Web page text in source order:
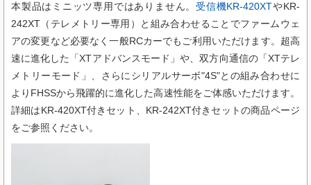
本製品はミニッツ専用ではありません。受信機KR-420XTやKR-
242XT（テレメトリー専用）と組み合わせることでファームウェ
アの変更など必要なく一般RCカーでもご利用いただけます。超高
速に進化した「XTアドバンスモード」や、双方向通信の「XTテレ
メトリーモード」、さらにシリアルサーボ"4S"との組み合わせに
よりFHSSから飛躍的に進化した高速性能をご体感いただけます。
詳細はKR-420XT付きセット、KR-242XT付きセットの商品ページ
をご参照ください。